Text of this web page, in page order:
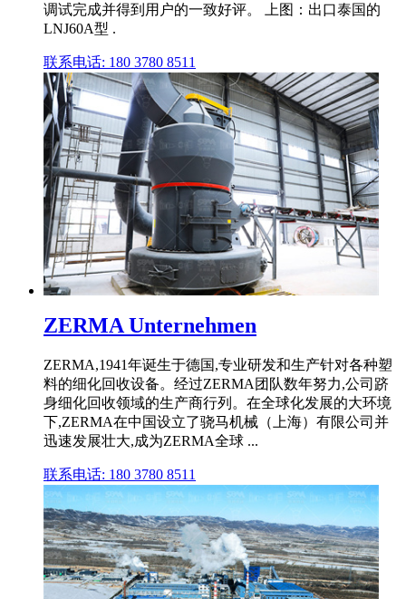
调试完成并得到用户的一致好评。 上图：出口泰国的
LNJ60A型 .
联系电话: 180 3780 8511
ZERMA Unternehmen
ZERMA,1941年诞生于德国,专业研发和生产针对各种塑
料的细化回收设备。经过ZERMA团队数年努力,公司跻
身细化回收领域的生产商行列。在全球化发展的大环境
下,ZERMA在中国设立了骁马机械（上海）有限公司并
迅速发展壮大,成为ZERMA全球 ...
联系电话: 180 3780 8511